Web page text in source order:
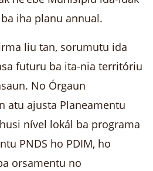
iha planu annual.
liu tan, sorumutu ida
futuru ba ita-nia territóriu
No Órgaun
atu ajusta Planeamentu
nível lokál ba programa
PNDS ho PDIM, ho
orsamentu no